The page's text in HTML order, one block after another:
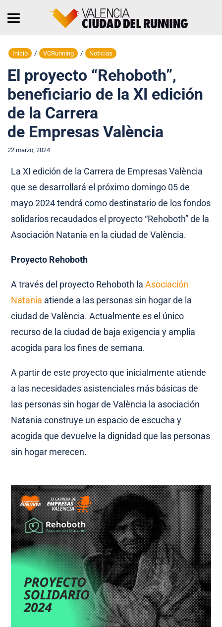
Inicio / VCRunning / Noticias
El proyecto “Rehoboth”,
beneficiario de la XI edición
de la Carrera
de Empresas València
22 marzo, 2024
La XI edición de la Carrera de EmpresasValència
que se desarrollará el próximo domingo 05 de
mayo 2024 tendrá como destinatario de los fondos
solidarios recaudados el proyecto “Rehoboth” de la
Asociación Natania en la ciudad de València.
Proyecto Rehoboth
A través del proyecto Rehoboth laAsociación
Natania atiende a las personas sin hogar de la
ciudad de València. Actualmente es el único
recurso de la ciudad de baja exigencia y amplia
acogida para los fines de semana.
A partir de este proyecto que inicialmente atiende
a las necesidades asistenciales más básicas de
las personas sin hogar de València la asociación
Natania construye un espacio de escucha y
acogida que devuelve la dignidad que las personas
sin hogar merecen.